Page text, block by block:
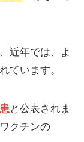
近年では、よ
ています。
と公表されま
クチンの